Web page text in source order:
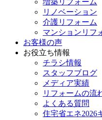
増築リフォーム
リノベーション
介護リフォーム
マンションリフ
お客様の声
お役立ち情報
チラシ情報
スタッフブログ
メディア実績
リフォームの流
よくある質問
住宅省エネ2026